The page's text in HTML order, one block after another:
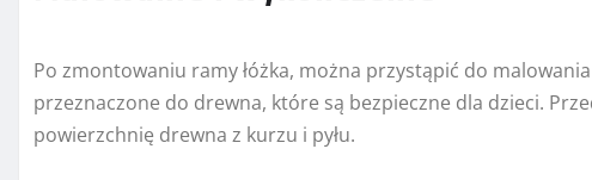
Po zmontowaniu ramy łóżka, można przystąpić do
przeznaczone do drewna, które są bezpieczne dla dzieci.
powierzchnię drewna z kurzu i pyłu.